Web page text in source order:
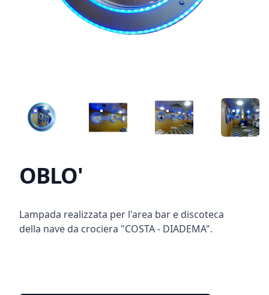
OBLO- OBLO- 2 OBLO- 2 OBLO- 5
OBLO'
Description
Lampada realizzata per l'area bar e discoteca
della nave da crociera "COSTA - DIADEMA".